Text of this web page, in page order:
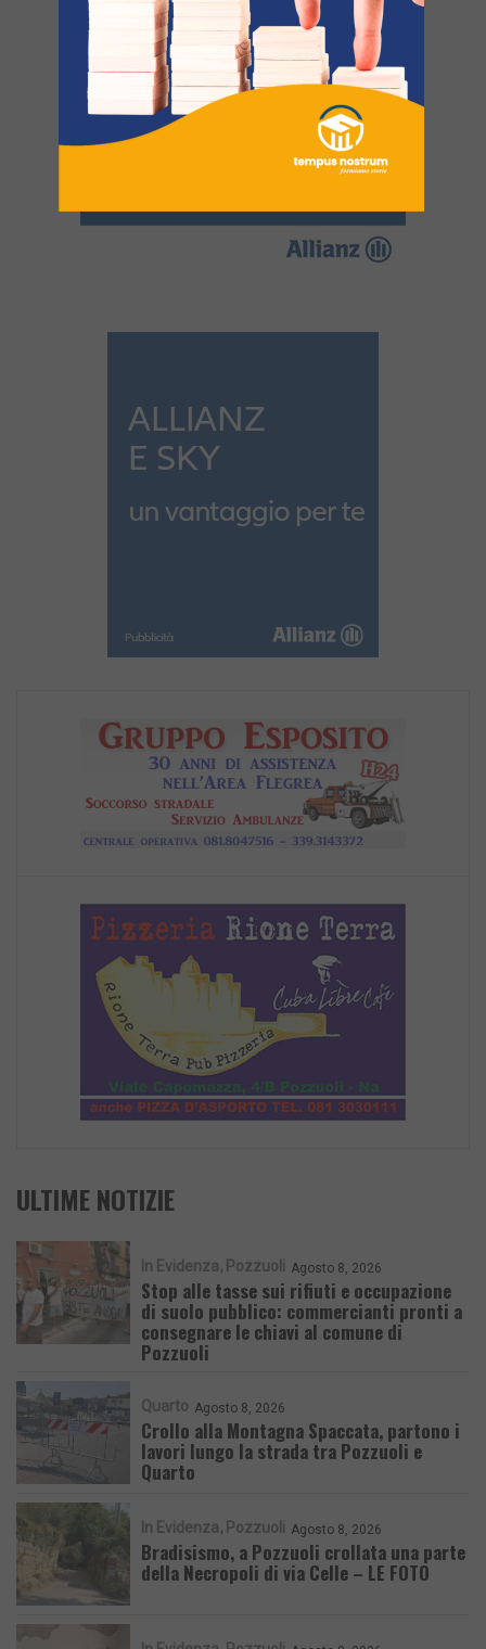
ULTIME NOTIZIE
In Evidenza Pozzuoli Agosto 8, 2026
Stop alle tasse sui rifiuti e occupazione
di suolo pubblico: commercianti pronti a
consegnare le chiavi al comune di
Pozzuoli
Quarto Agosto 8, 2026
Crollo alla Montagna Spaccata, partono i
lavori lungo la strada tra Pozzuoli e
Quarto
In Evidenza Pozzuoli Agosto 8, 2026
Bradisismo, a Pozzuoli crollata una parte
della Necropoli di via Celle – LE FOTO